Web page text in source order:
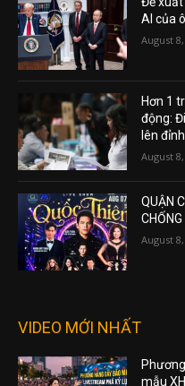
AI của
August
Hơn 1
động:
lên
August
QUẬN
August
VIDEO MỚI NHẤT
mẫu